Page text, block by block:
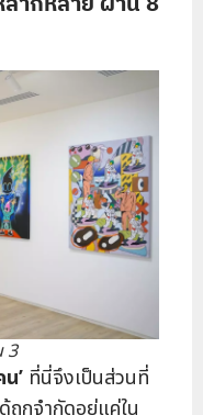
3
น’ ที่นี่จึงเป็นส่วนที่
ถูกจำกัดอยู่แค่ใน